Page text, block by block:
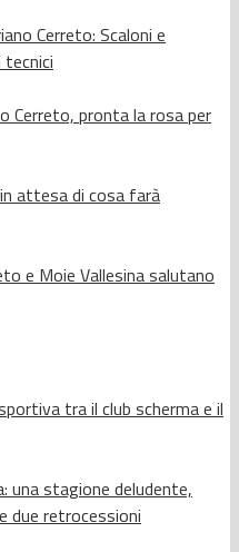
Cerreto: Scaloni e
Cerreto, pronta la rosa per
attesa di cosa farà
e Moie Vallesina salutano
tra il club scherma e il
una stagione deludente,
due retrocessioni